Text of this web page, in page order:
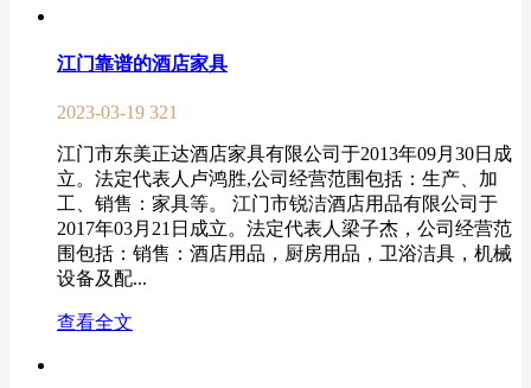
江门靠谱的酒店家具
2023-03-19 321
江门市东美正达酒店家具有限公司于2013年09月30日成
立。法定代表人卢鸿胜,公司经营范围包括：生产、加
工、销售：家具等。 江门市锐洁酒店用品有限公司于
2017年03月21日成立。法定代表人梁子杰，公司经营范
围包括：销售：酒店用品，厨房用品，卫浴洁具，机械
设备及配...
查看全文